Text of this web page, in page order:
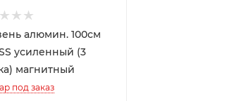
алюмин. 100см
усиленный (3
магнитный
под заказ